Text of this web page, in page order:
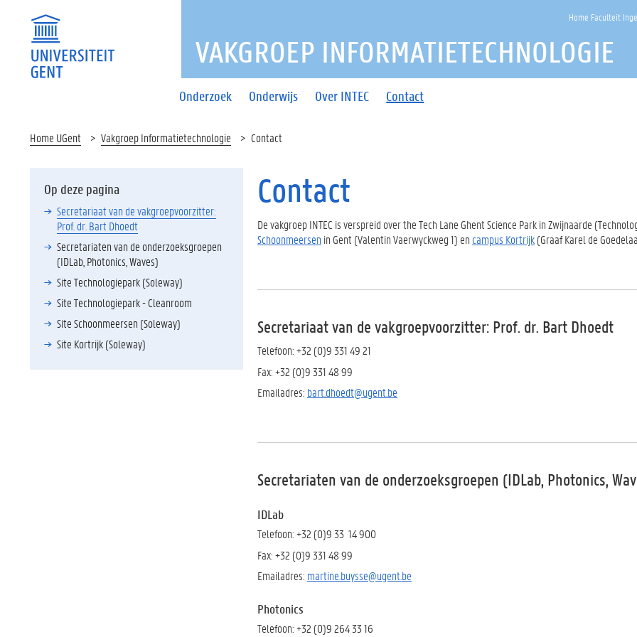
Home Faculteit
Onderzoek Onderwijs Over INTEC Contact
VAKGROEP INFORMATIETECHNOLOGIE
Home UGent Vakgroep Informatietechnologie Contact
Op deze pagina
Secretariaat van de vakgroepvoorzitter:
Prof. dr. Bart Dhoedt
Secretariaten van de onderzoeksgroepen
(IDLab, Photonics, Waves)
Site Technologiepark (Soleway)
Site Technologiepark - Cleanroom
Site Schoonmeersen (Soleway)
Site Kortrijk (Soleway)
Contact
De vakgroep INTEC is verspreid over the Tech Lane Ghent Science Park in Zwijnaarde
Schoonmeersen in Gent (Valentin Vaerwyckweg 1) en campus Kortrijk(Graaf Karel de
Secretariaat van de vakgroepvoorzitter: Prof. dr. Bart Dhoedt
Telefoon: +32 (0)9 331 49 21
Fax: +32 (0)9 331 48 99
Emailadres: bart.dhoedt@ugent.be
Secretariaten van de onderzoeksgroepen (IDLab, Photonics,
IDLab
Telefoon: +32 (0)9 33 14 900
Fax: +32 (0)9 331 48 99
Emailadres: martine.buysse@ugent.be
Photonics
Telefoon: +32 (0)9 264 33 16